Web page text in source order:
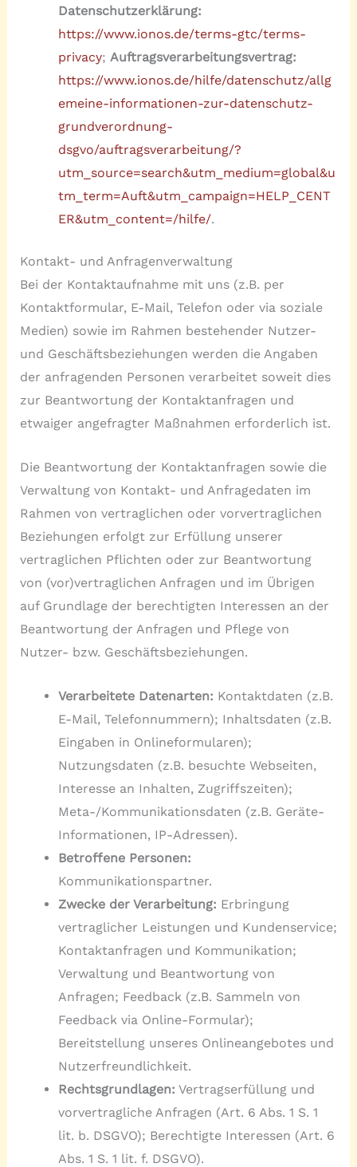
Datenschutzerklärung:
https://www.ionos.de/terms-gtc/terms-
privacy; Auftragsverarbeitungsvertrag:
https://www.ionos.de/hilfe/datenschutz/allg
emeine-informationen-zur-datenschutz-
grundverordnung-
dsgvo/auftragsverarbeitung/?
utm_source=search&utm_medium=global&u
tm_term=Auft&utm_campaign=HELP_CENT
ER&utm_content=/hilfe/.
Kontakt- und Anfragenverwaltung
Bei der Kontaktaufnahme mit uns (z.B. per
Kontaktformular, E-Mail, Telefon oder via soziale
Medien) sowie im Rahmen bestehender Nutzer-
und Geschäftsbeziehungen werden die Angaben
der anfragenden Personen verarbeitet soweit dies
zur Beantwortung der Kontaktanfragen und
etwaiger angefragter Maßnahmen erforderlich ist.
Die Beantwortung der Kontaktanfragen sowie die
Verwaltung von Kontakt- und Anfragedaten im
Rahmen von vertraglichen oder vorvertraglichen
Beziehungen erfolgt zur Erfüllung unserer
vertraglichen Pflichten oder zur Beantwortung
von (vor)vertraglichen Anfragen und im Übrigen
auf Grundlage der berechtigten Interessen an der
Beantwortung der Anfragen und Pflege von
Nutzer- bzw. Geschäftsbeziehungen.
Verarbeitete Datenarten: Kontaktdaten (z.B.
E-Mail, Telefonnummern); Inhaltsdaten (z.B.
Eingaben in Onlineformularen);
Nutzungsdaten (z.B. besuchte Webseiten,
Interesse an Inhalten, Zugriffszeiten);
Meta-/Kommunikationsdaten (z.B. Geräte-
Informationen, IP-Adressen).
Betroffene Personen:
Kommunikationspartner.
Zwecke der Verarbeitung: Erbringung
vertraglicher Leistungen und Kundenservice;
Kontaktanfragen und Kommunikation;
Verwaltung und Beantwortung von
Anfragen; Feedback (z.B. Sammeln von
Feedback via Online-Formular);
Bereitstellung unseres Onlineangebotes und
Nutzerfreundlichkeit.
Rechtsgrundlagen: Vertragserfüllung und
vorvertragliche Anfragen (Art. 6 Abs. 1 S. 1
lit. b. DSGVO); Berechtigte Interessen (Art. 6
Abs. 1 S. 1 lit. f. DSGVO).